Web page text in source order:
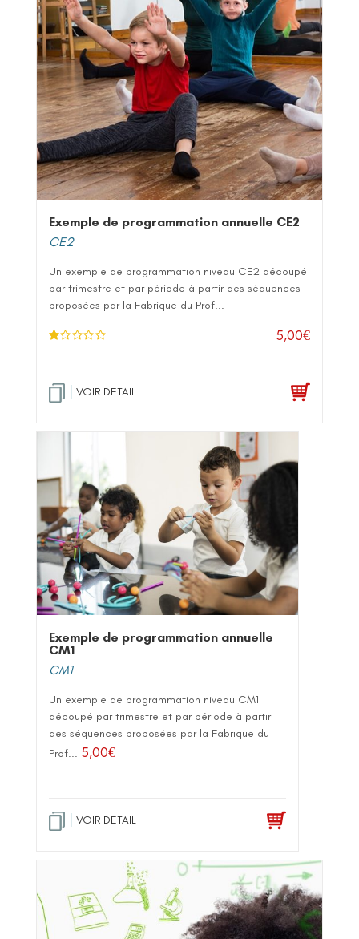
Exemple de programmation annuelle CE2
CE2
Un exemple de programmation niveau CE2 découpé
par trimestre et par période à partir des séquences
proposées par la Fabrique du Prof...
.0
5,00€
VOIR DETAIL
Exemple de programmation annuelle
CM1
CM1
Un exemple de programmation niveau CM1
découpé par trimestre et par période à partir
des séquences proposées par la Fabrique du
Prof... 5,00€
VOIR DETAIL